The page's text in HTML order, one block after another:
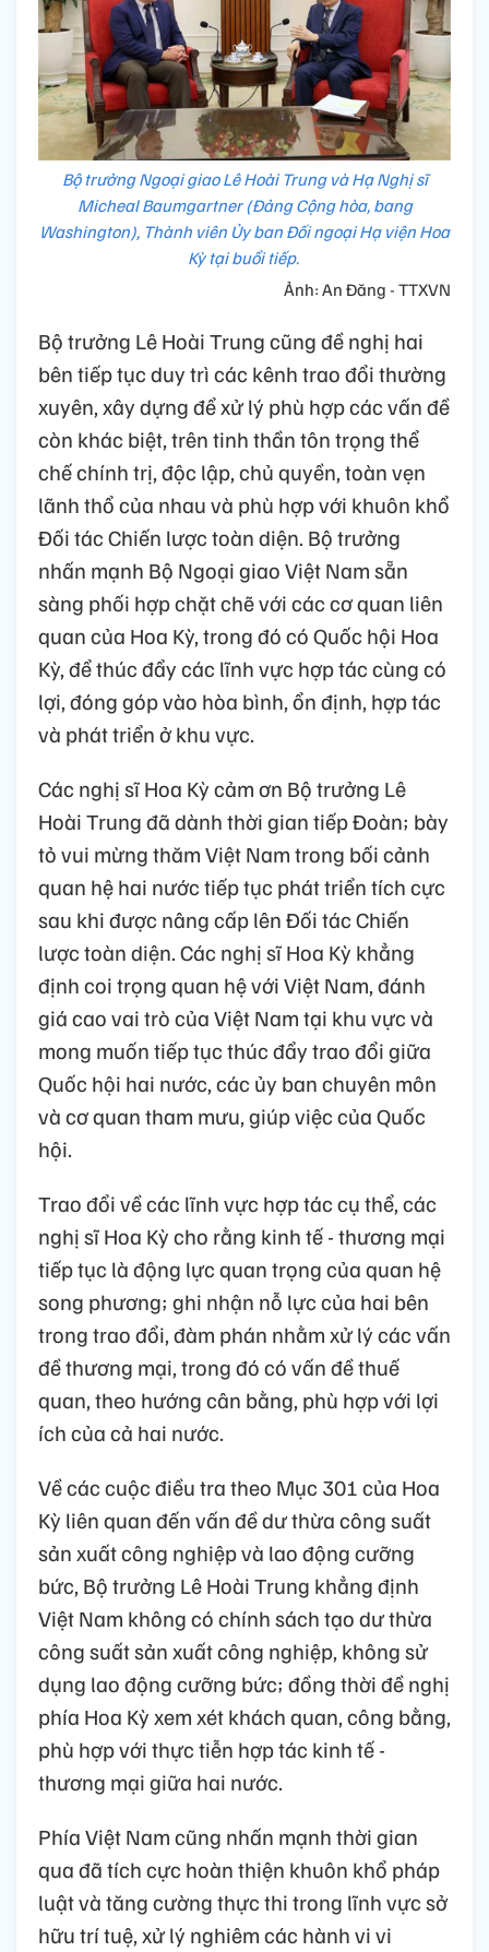
Bộ trưởng Ngoại giao Lê Hoài Trung và Hạ Nghị sĩ
Micheal Baumgartner (Đảng Cộng hòa, bang
Washington), Thành viên Ủy ban Đối ngoại Hạ viện Hoa
Kỳ tại buổi tiếp.
Ảnh: An Đăng - TTXVN
Bộ trưởng Lê Hoài Trung cũng đề nghị hai
bên tiếp tục duy trì các kênh trao đổi thường
xuyên, xây dựng để xử lý phù hợp các vấn đề
còn khác biệt, trên tinh thần tôn trọng thể
chế chính trị, độc lập, chủ quyền, toàn vẹn
lãnh thổ của nhau và phù hợp với khuôn khổ
Đối tác Chiến lược toàn diện. Bộ trưởng
nhấn mạnh Bộ Ngoại giao Việt Nam sẵn
sàng phối hợp chặt chẽ với các cơ quan liên
quan của Hoa Kỳ, trong đó có Quốc hội Hoa
Kỳ, để thúc đẩy các lĩnh vực hợp tác cùng có
lợi, đóng góp vào hòa bình, ổn định, hợp tác
và phát triển ở khu vực.
Các nghị sĩ Hoa Kỳ cảm ơn Bộ trưởng Lê
Hoài Trung đã dành thời gian tiếp Đoàn; bày
tỏ vui mừng thăm Việt Nam trong bối cảnh
quan hệ hai nước tiếp tục phát triển tích cực
sau khi được nâng cấp lên Đối tác Chiến
lược toàn diện. Các nghị sĩ Hoa Kỳ khẳng
định coi trọng quan hệ với Việt Nam, đánh
giá cao vai trò của Việt Nam tại khu vực và
mong muốn tiếp tục thúc đẩy trao đổi giữa
Quốc hội hai nước, các ủy ban chuyên môn
và cơ quan tham mưu, giúp việc của Quốc
hội.
Trao đổi về các lĩnh vực hợp tác cụ thể, các
nghị sĩ Hoa Kỳ cho rằng kinh tế - thương mại
tiếp tục là động lực quan trọng của quan hệ
song phương; ghi nhận nỗ lực của hai bên
trong trao đổi, đàm phán nhằm xử lý các vấn
đề thương mại, trong đó có vấn đề thuế
quan, theo hướng cân bằng, phù hợp với lợi
ích của cả hai nước.
Về các cuộc điều tra theo Mục 301 của Hoa
Kỳ liên quan đến vấn đề dư thừa công suất
sản xuất công nghiệp và lao động cưỡng
bức, Bộ trưởng Lê Hoài Trung khẳng định
Việt Nam không có chính sách tạo dư thừa
công suất sản xuất công nghiệp, không sử
dụng lao động cưỡng bức; đồng thời đề nghị
phía Hoa Kỳ xem xét khách quan, công bằng,
phù hợp với thực tiễn hợp tác kinh tế -
thương mại giữa hai nước.
Phía Việt Nam cũng nhấn mạnh thời gian
qua đã tích cực hoàn thiện khuôn khổ pháp
luật và tăng cường thực thi trong lĩnh vực sở
hữu trí tuệ, xử lý nghiêm các hành vi vi